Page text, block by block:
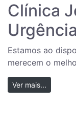
Clínica
Estamos ao
merecem o
Ver mais...